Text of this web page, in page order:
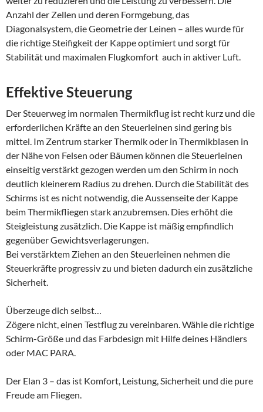
Anzahl der Zellen und deren Formgebung, das
Diagonalsystem, die Geometrie der Leinen – alles wurde für
die richtige Steifigkeit der Kappe optimiert und sorgt für
Stabilität und maximalen Flugkomfort auch in aktiver Luft.
Effektive Steuerung
Der Steuerweg im normalen Thermikflug ist recht kurz und die
erforderlichen Kräfte an den Steuerleinen sind gering bis
mittel. Im Zentrum starker Thermik oder in Thermikblasen in
der Nähe von Felsen oder Bäumen können die Steuerleinen
einseitig verstärkt gezogen werden um den Schirm in noch
deutlich kleinerem Radius zu drehen. Durch die Stabilität des
Schirms ist es nicht notwendig, die Aussenseite der Kappe
beim Thermikfliegen stark anzubremsen. Dies erhöht die
Steigleistung zusätzlich. Die Kappe ist mäßig empfindlich
gegenüber Gewichtsverlagerungen.
Bei verstärktem Ziehen an den Steuerleinen nehmen die
Steuerkräfte progressiv zu und bieten dadurch ein zusätzliche
Sicherheit.
Überzeuge dich selbst…
Zögere nicht, einen Testflug zu vereinbaren. Wähle die richtige
Schirm-Größe und das Farbdesign mit Hilfe deines Händlers
oder MAC PARA.
Der Elan 3 – das ist Komfort, Leistung, Sicherheit und die pure
Freude am Fliegen.